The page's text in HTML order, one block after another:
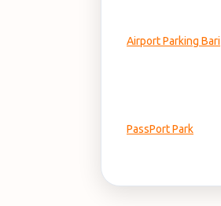
Airport Parking Bari
PassPort Park